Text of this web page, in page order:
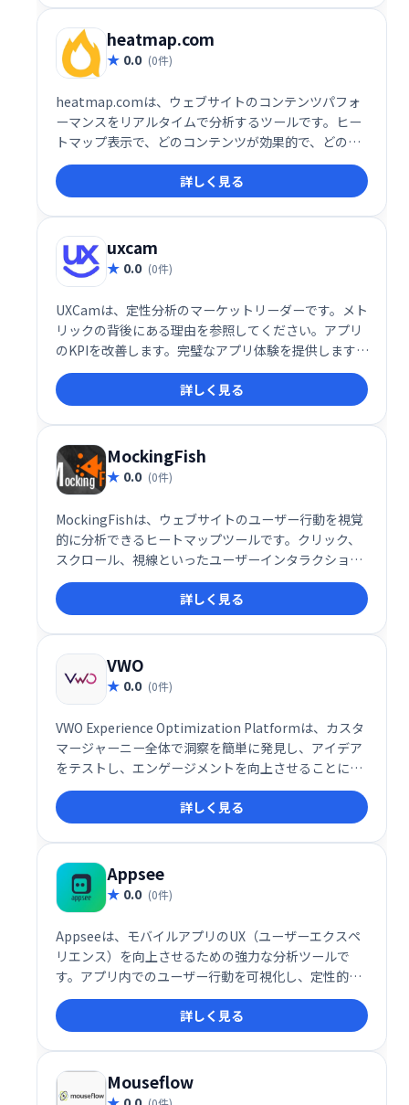
heatmap.com
0.0 (0件)
heatmap.comは、ウェブサイトのコンテンツパフォ
ーマンスをリアルタイムで分析するツールです。ヒー
トマップ表示で、どのコンテンツが効果的で、どのコ
ンテンツが改善が必要かを瞬時に把握できます。編集
者やマーケターは、データに基づいた迅速な意思決定
を行い、ウェブサイトの最適化を推進できます。
詳しく見る
uxcam
0.0 (0件)
UXCamは、定性分析のマーケットリーダーです。メト
リックの背後にある理由を参照してください。アプリ
のKPIを改善します。完璧なアプリ体験を提供します。
24時間年中無休のカスタマーサポート。無料デモ。無
料トライアル。
詳しく見る
MockingFish
0.0 (0件)
MockingFishは、ウェブサイトのユーザー行動を視覚
的に分析できるヒートマップツールです。クリック、
スクロール、視線といったユーザーインタラクション
を詳細に可視化することで、ウェブサイトの改善点を
明確に示します。デザインや機能の最適化、ユーザー
エクスペリエンス向上に役立ち、より効果的なウェブ
サイト構築を支援します。
詳しく見る
VWO
0.0 (0件)
VWO Experience Optimization Platformは、カスタ
マージャーニー全体で洞察を簡単に発見し、アイデア
をテストし、エンゲージメントを向上させることによ
り、主要なビジネス指標を改善します。
詳しく見る
Appsee
0.0 (0件)
Appseeは、モバイルアプリのUX（ユーザーエクスペ
リエンス）を向上させるための強力な分析ツールで
す。アプリ内でのユーザー行動を可視化し、定性的な
データに基づいて課題を特定、改善することで、ユー
ザー体験の最適化を実現します。直感的なインターフ
ェースで、スムーズな分析と改善サイクルをサポート
します。
詳しく見る
Mouseflow